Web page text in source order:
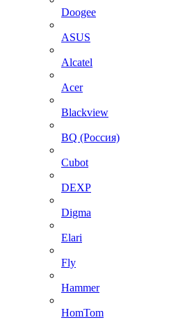
Doogee
ASUS
Alcatel
Acer
Blackview
BQ (Россия)
Cubot
DEXP
Digma
Elari
Fly
Hammer
HomTom